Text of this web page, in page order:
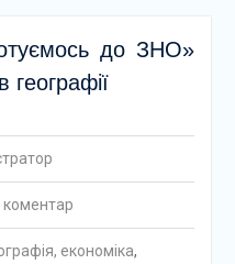
до ЗНО»
географії
економіка,